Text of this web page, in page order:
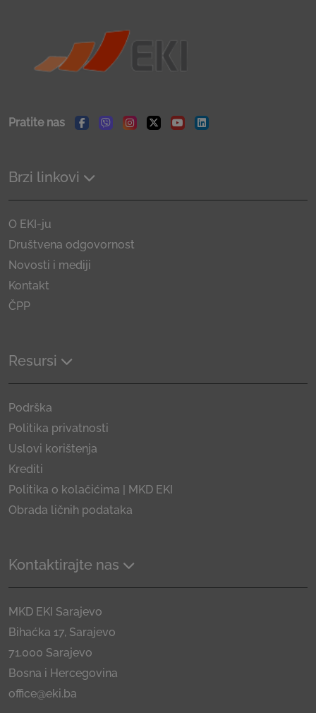
Pratite nas
Facebook
ViberInstagram
TwitterYoutubeLinkedin
Brzi linkovi
O EKI-ju
Društvena odgovornost
Novosti i mediji
Kontakt
ČPP
Resursi
Podrška
Politika privatnosti
Uslovi korištenja
Krediti
Politika o kolačićima | MKD EKI
Obrada ličnih podataka
Kontaktirajte nas
MKD EKI Sarajevo
Bihaćka 17, Sarajevo
71.000 Sarajevo
Bosna i Hercegovina
office@eki.ba